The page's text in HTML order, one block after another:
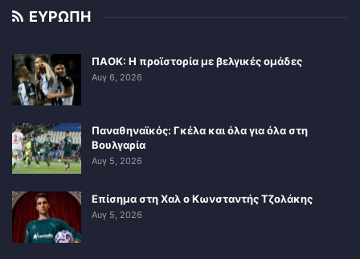
ΕΥΡΩΠΗ
ΠΑΟΚ: Η προϊστορία με βελγικές ομάδες
Αυγ 6, 2026
Παναθηναϊκός: Γκέλα και όλα για όλα στη
Βουλγαρία
Αυγ 5, 2026
Επίσημα στη Χαλ ο Κωνσταντής Τζολάκης
Αυγ 5, 2026